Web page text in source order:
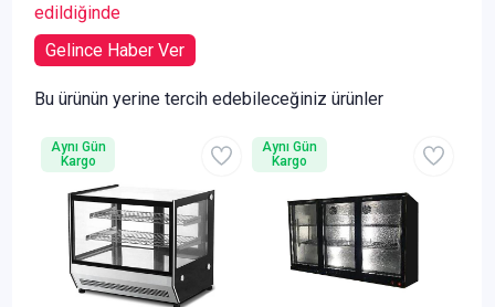
edildiğinde
Gelince Haber Ver
Bu ürünün yerine tercih edebileceğiniz ürünler
Aynı Gün
Kargo
Aynı Gün
Kargo